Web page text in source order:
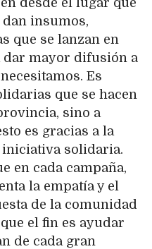
dan insumos,
que se lanzan en
dar mayor difusión a
Es
que se hacen
sino a
es gracias a la
iniciativa solidaria.
en cada campaña,
la empatía y el
de la comunidad
el fin es ayudar
de cada gran